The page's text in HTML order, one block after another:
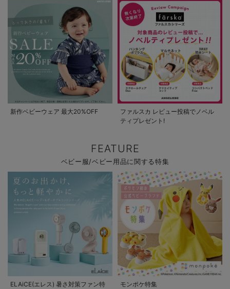
新作ベビーウェア 最大20%OFF
ファルスカ レビュー投稿でノベル
ティプレゼント!
FEATURE
ベビー服/ベビー用品に関する特集
ELAiCE(エレス) 暑さ対策ファン特
モンポケ特集